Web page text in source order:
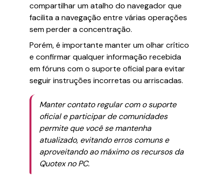
compartilhar um atalho do navegador que
facilita a navegação entre várias operações
sem perder a concentração.
Porém, é importante manter um olhar crítico
e confirmar qualquer informação recebida
em fóruns com o suporte oficial para evitar
seguir instruções incorretas ou arriscadas.
Manter contato regular com o suporte
oficial e participar de comunidades
permite que você se mantenha
atualizado, evitando erros comuns e
aproveitando ao máximo os recursos da
Quotex no PC.